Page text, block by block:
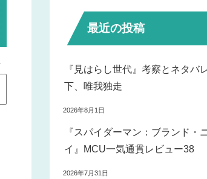
最近の投稿
『見はらし世代』考察とネタバ
下、唯我独走
2026年8月1日
『スパイダーマン：ブランド・
イ』MCU一気通貫レビュー38
2026年7月31日